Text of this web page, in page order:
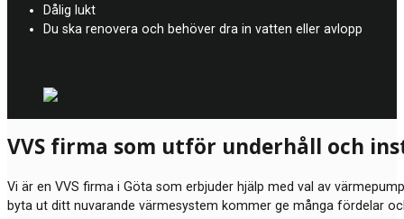
Dålig lukt
Du ska renovera och behöver dra in vatten eller avlopp
VVS firma som utför underhåll och
Vi är en VVS firma i Göta som erbjuder hjälp med val av
byta ut ditt nuvarande värmesystem kommer ge många fördelar